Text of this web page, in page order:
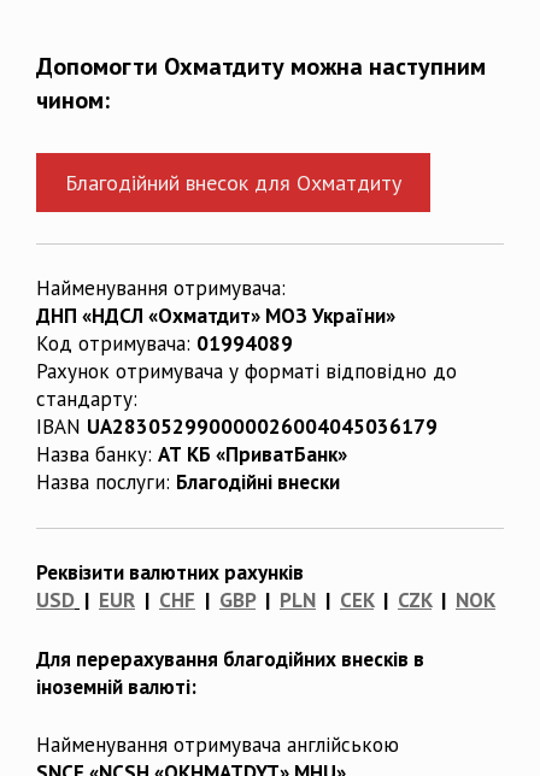
Допомогти Охматдиту можна наступним
чином:
Благодійний внесок для Охматдиту
Найменування отримувача:
ДНП «НДСЛ «Охматдит» МОЗ України»
Код отримувача: 01994089
Рахунок отримувача у форматі відповідно до
стандарту:
IBAN UA283052990000026004045036179
Назва банку: АТ КБ «ПриватБанк»
Назва послуги: Благодійні внески
Реквізити валютних рахунків
USD | EUR | CHF | GBP| PLN | CEK| CZK| NOK
Для перерахування благодійних внесків в
іноземній валюті:
Найменування отримувача англійською